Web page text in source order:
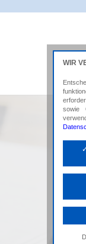
WIR
sowie